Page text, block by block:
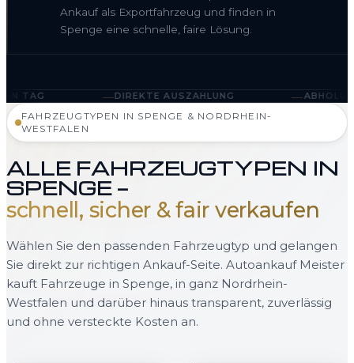
Ankauf als Exportfahrzeug und finden in
Spenge eine schnelle, faire Lösung.
—DIREKTE AUSZAHLUNG —ABHOLUNG IN SPENGE
FAHRZEUGTYPEN IN SPENGE & NORDRHEIN-
WESTFALEN
ALLE FAHRZEUGTYPEN IN
SPENGE —
schnell, sicher & fair verkaufen
Wählen Sie den passenden Fahrzeugtyp und gelangen
Sie direkt zur richtigen Ankauf-Seite. Autoankauf Meister
kauft Fahrzeuge in Spenge, in ganz Nordrhein-
Westfalen und darüber hinaus transparent, zuverlässig
und ohne versteckte Kosten an.